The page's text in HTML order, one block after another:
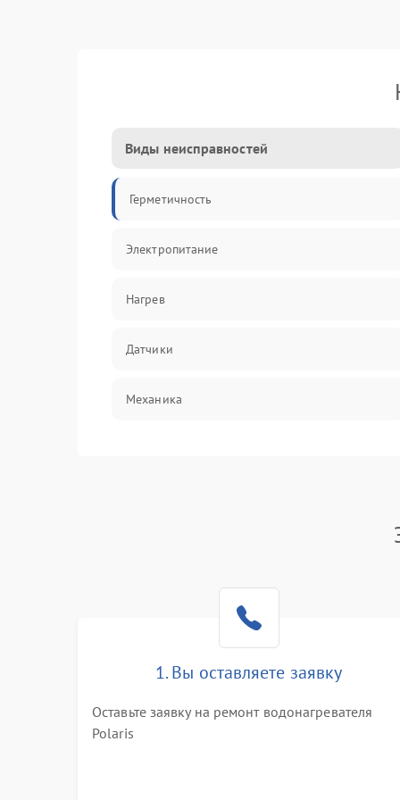
Виды неисправностей
Герметичность
Электропитание
Нагрев
Датчики
Механика
1. Вы оставляете заявку
Оставьте заявку на ремонт водонагревателя
Polaris